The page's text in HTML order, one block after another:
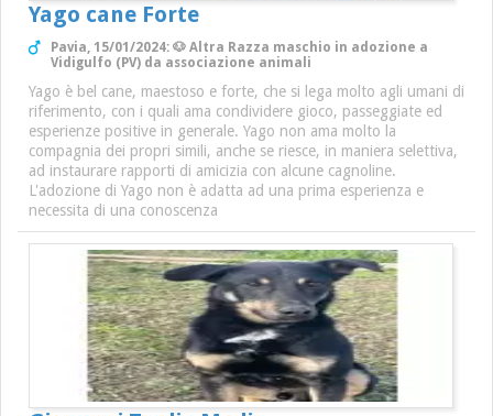
Yago cane Forte
Pavia, 15/01/2024: 🐶 Altra Razza maschio in adozione a
Vidigulfo (PV) da associazione animali
Yago è bel cane, maestoso e forte, che si lega molto agli umani di
riferimento, con i quali ama condividere gioco, passeggiate ed
esperienze positive in generale. Yago non ama molto la
compagnia dei propri simili, anche se riesce, in maniera selettiva,
ad instaurare rapporti di amicizia con alcune cagnoline.
L'adozione di Yago non è adatta ad una prima esperienza e
necessita di una conoscenza